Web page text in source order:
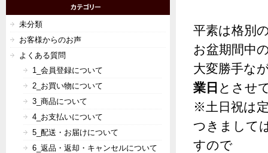
平素は格別
お盆期間中
大変勝手な
業日 とさせ
※土日祝は
つきまして
すので
未分類
お客様からのお声
よくある質問
1_会員登録について
2_お買い物について
3_商品について
4_お支払いについて
5_配送・お届けについて
6_返品・返却・キャンセルについて